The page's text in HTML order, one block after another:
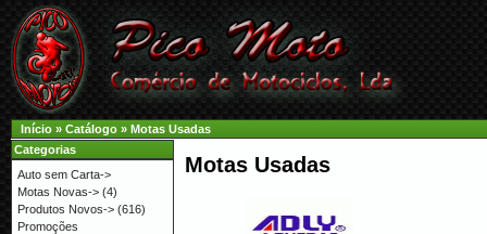
Início » Catálogo » Motas Usadas
Motas Usadas
Categorias
Auto sem Carta->
Motas Novas-> (4)
Produtos Novos-> (616)
Promoções